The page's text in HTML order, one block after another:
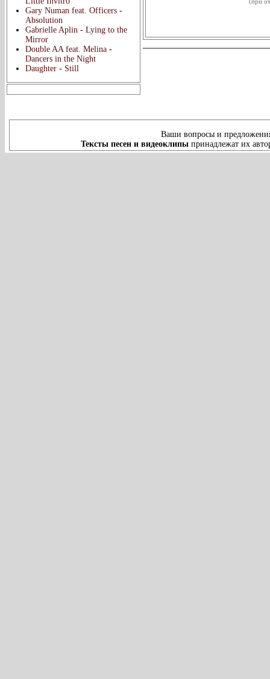
Gary Numan feat. Officers -
Absolution
Gabrielle Aplin - Lying to the
Mirror
Double AA feat. Melina -
Dancers in the Night
Daughter - Still
Ваши вопросы и
Тексты песен и видеоклипыпринадлежат их